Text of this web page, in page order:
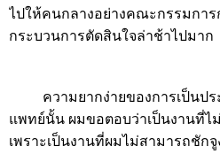
ไปให้คนกลางอย่างคณะกรรมกา
กระบวนการตัดสินใจล่าช้าไปมาก
ความยากง่ายของการเป็นป
แพทย์นั้น ผมขอตอบว่าเป็นงานที่
เพราะเป็นงานที่ผมไม่สามารถชัก